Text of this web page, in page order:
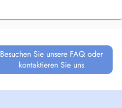
Besuchen Sie unsere FAQ oder
kontaktieren Sie uns